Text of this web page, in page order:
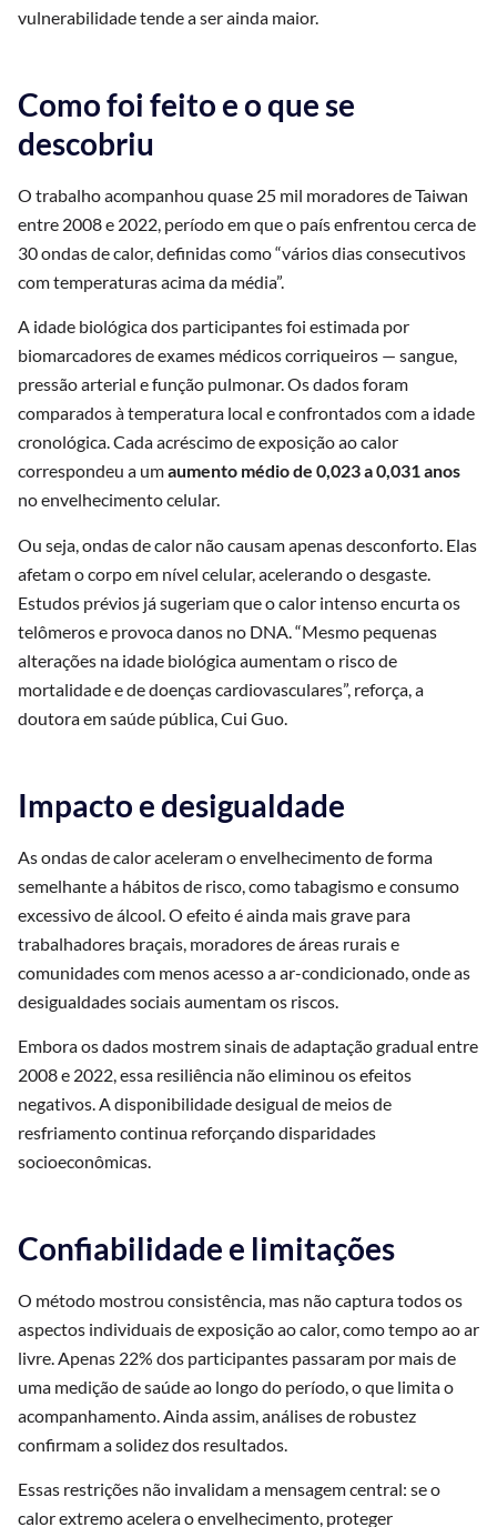
vulnerabilidade tende a ser ainda maior.
Como foi feito e o que se
descobriu
O trabalho acompanhou quase 25 mil moradores de Taiwan
entre 2008 e 2022, período em que o país enfrentou cerca de
30 ondas de calor, definidas como “vários dias consecutivos
com temperaturas acima da média”.
A idade biológica dos participantes foi estimada por
biomarcadores de exames médicos corriqueiros — sangue,
pressão arterial e função pulmonar. Os dados foram
comparados à temperatura local e confrontados com a idade
cronológica. Cada acréscimo de exposição ao calor
correspondeu a umaumento médio de 0,023 a 0,031 anos
no envelhecimento celular.
Ou seja, ondas de calor não causam apenas desconforto. Elas
afetam o corpo em nível celular, acelerando o desgaste.
Estudos prévios já sugeriam que o calor intenso encurta os
telômeros e provoca danos no DNA. “Mesmo pequenas
alterações na idade biológica aumentam o risco de
mortalidade e de doenças cardiovasculares”, reforça, a
doutora em saúde pública, Cui Guo.
Impacto e desigualdade
As ondas de calor aceleram o envelhecimento de forma
semelhante a hábitos de risco, como tabagismo e consumo
excessivo de álcool. O efeito é ainda mais grave para
trabalhadores braçais, moradores de áreas rurais e
comunidades com menos acesso a ar-condicionado, onde as
desigualdades sociais aumentam os riscos.
Embora os dados mostrem sinais de adaptação gradual entre
2008 e 2022, essa resiliência não eliminou os efeitos
negativos. A disponibilidade desigual de meios de
resfriamento continua reforçando disparidades
socioeconômicas.
Confiabilidade e limitações
O método mostrou consistência, mas não captura todos os
aspectos individuais de exposição ao calor, como tempo ao ar
livre. Apenas 22% dos participantes passaram por mais de
uma medição de saúde ao longo do período, o que limita o
acompanhamento. Ainda assim, análises de robustez
confirmam a solidez dos resultados.
Essas restrições não invalidam a mensagem central: se o
calor extremo acelera o envelhecimento, proteger